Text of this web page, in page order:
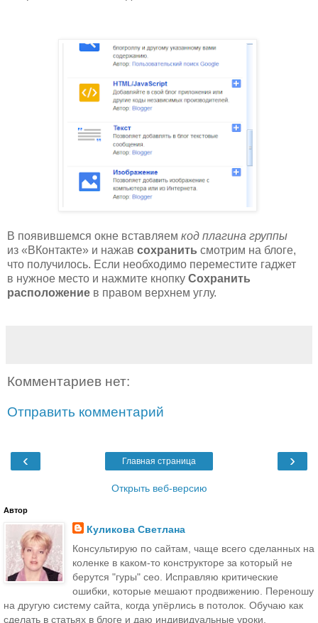
В появившемся окне вставляем код плагина группы
из «ВКонтакте» и нажав сохранить смотрим на блоге,
что получилось. Если необходимо переместите гаджет
в нужное место и нажмите кнопку Сохранить
расположение в правом верхнем углу.
Комментариев нет:
Отправить комментарий
‹ ›
Главная страница
Открыть веб-версию
Автор
Куликова Светлана
Консультирую по сайтам, чаще всего сделанных на
коленке в каком-то конструкторе за который не
берутся "гуры" сео. Исправляю критические
ошибки, которые мешают продвижению. Переношу
на другую систему сайта, когда упёрлись в потолок. Обучаю как
сделать в статьях в блоге и даю индивидуальные уроки.